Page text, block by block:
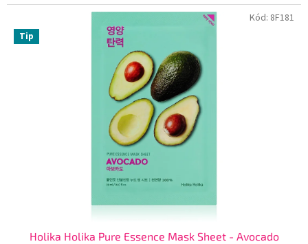
Tip
Holika Holika Pure Essence Mask Sheet - Avocado
Kód: 8F181